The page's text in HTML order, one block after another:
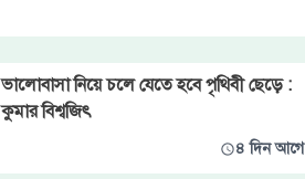
ভালোবাসা নিয়ে চলে যেতে হবে পৃথিবী ছেড়ে :
কুমার বিশ্বজিৎ
৪ দিন আগে